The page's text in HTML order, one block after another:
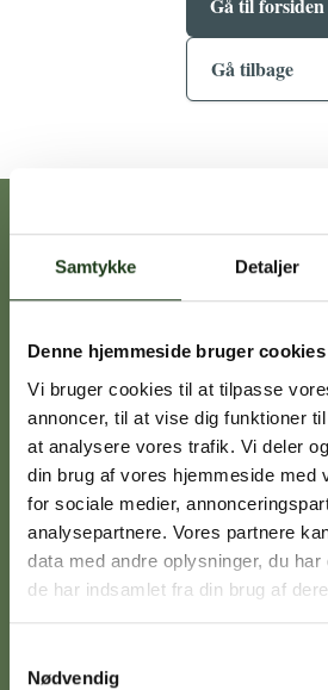
Samtykke Detaljer
Denne hjemmeside bruger cookies
Vi bruger cookies til at tilpasse
annoncer, til at vise dig funktioner
at analysere vores trafik. Vi deler
din brug af vores hjemmeside med
for sociale medier,
analysepartnere. Vores partnere
data med andre oplysninger, du
de har indsamlet fra din brug af
Nødvendig
Gå tilbage
Vores afdelinger
Holbæk
59 45 10 14
Signe
Nykøbing Sj.
59 91 99 77